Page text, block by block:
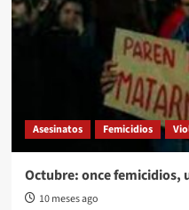
Asesinatos Femicidios
Octubre: once femicidios,
10 meses ago